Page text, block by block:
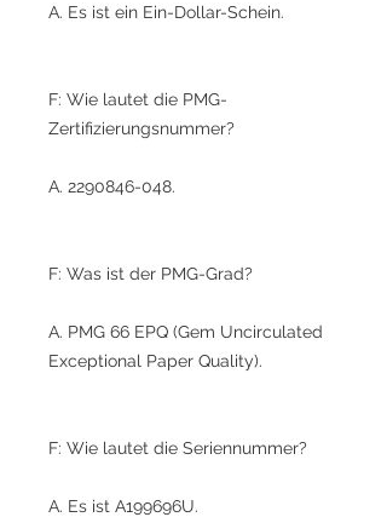
A. Es ist ein Ein-Dollar-Schein.
F: Wie lautet die PMG-
Zertifizierungsnummer?
A. 2290846-048.
F: Was ist der PMG-Grad?
A. PMG 66 EPQ (Gem Uncirculated
Exceptional Paper Quality).
F: Wie lautet die Seriennummer?
A. Es ist A199696U.